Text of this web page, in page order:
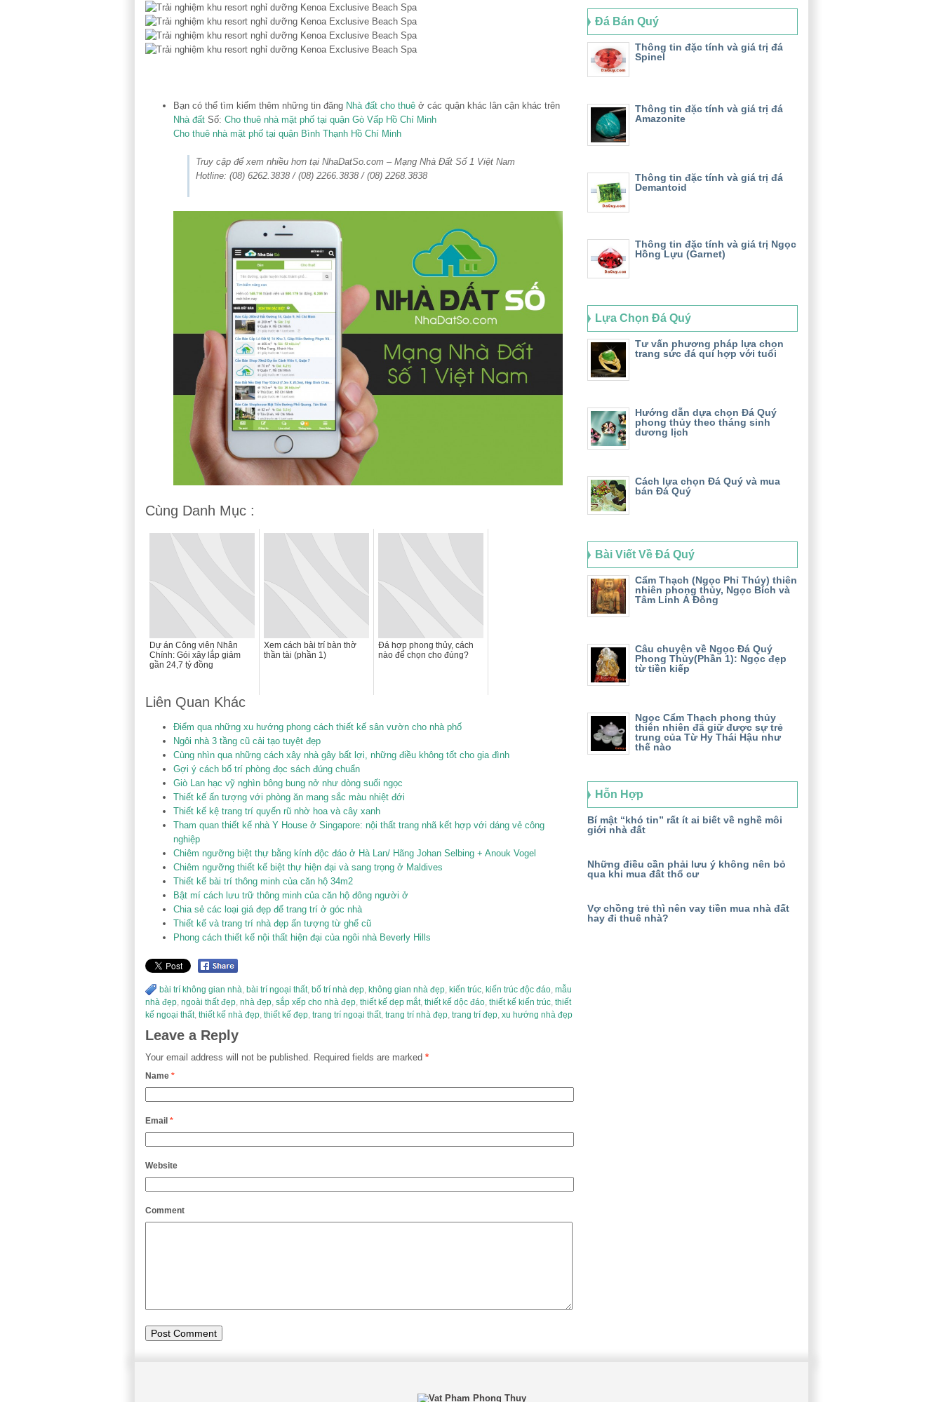
Bạn có thể tìm kiếm thêm những tin đăng Nhà đất cho thuê ở các quận khác lân cận khác trên
Nhà đất Số: Cho thuê nhà mặt phố tại quận Gò Vấp Hồ Chí Minh
Cho thuê nhà mặt phố tại quận Bình Thạnh Hồ Chí Minh
Truy cập để xem nhiều hơn tại NhaDatSo.com – Mạng Nhà Đất Số 1 Việt Nam
Hotline: (08) 6262.3838 / (08) 2266.3838 / (08) 2268.3838
Cùng Danh Mục :
Dự án Công viên Nhân
Chính: Gói xây lắp giảm
gần 24,7 tỷ đồng
Xem cách bài trí bàn thờ
thần tài (phần 1)
Đá hợp phong thủy, cách
nào để chọn cho đúng?
Liên Quan Khác
Điểm qua những xu hướng phong cách thiết kế sân vườn cho nhà phố
Ngôi nhà 3 tầng cũ cải tạo tuyệt đẹp
Cùng nhìn qua những cách xây nhà gây bất lợi, những điều không tốt cho gia đình
Gợi ý cách bố trí phòng đọc sách đúng chuẩn
Giò Lan hạc vỹ nghìn bông bung nở như dòng suối ngọc
Thiết kế ấn tượng với phòng ăn mang sắc màu nhiệt đới
Thiết kế kệ trang trí quyến rũ nhờ hoa và cây xanh
Tham quan thiết kế nhà Y House ở Singapore: nội thất trang nhã kết hợp với dáng vẻ công
nghiệp
Chiêm ngưỡng biệt thự bằng kính độc đáo ở Hà Lan/ Hãng Johan Selbing + Anouk Vogel
Chiêm ngưỡng thiết kế biệt thự hiện đại và sang trọng ở Maldives
Thiết kế bài trí thông minh của căn hộ 34m2
Bật mí cách lưu trữ thông minh của căn hộ đông người ở
Chia sẻ các loại giá đẹp để trang trí ở góc nhà
Thiết kế và trang trí nhà đẹp ấn tượng từ ghế cũ
Phong cách thiết kế nội thất hiện đại của ngôi nhà Beverly Hills
bài trí không gian nhà, bài trí ngoại thất, bố trí nhà đẹp, không gian nhà đẹp, kiến trúc, kiến trúc độc đáo, mẫu
nhà đẹp, ngoài thất đẹp, nhà đẹp, sắp xếp cho nhà đẹp, thiết kế dẹp mắt, thiết kế dộc đáo, thiết kế kiến trúc, thiết
kế ngoại thất, thiết kế nhà đẹp, thiết kế đẹp, trang trí ngoại thất, trang trí nhà đẹp, trang trí đẹp, xu hướng nhà đẹp
Leave a Reply
Your email address will not be published. Required fields are marked *
Name *
Email *
Website
Comment
Đá Bán Quý
Thông tin đặc tính và giá trị đá
Spinel
Thông tin đặc tính và giá trị đá
Amazonite
Thông tin đặc tính và giá trị đá
Demantoid
Thông tin đặc tính và giá trị Ngọc
Hồng Lựu (Garnet)
Lựa Chọn Đá Quý
Tư vấn phương pháp lựa chọn
trang sức đá quí hợp với tuổi
Hướng dẫn dựa chọn Đá Quý
phong thủy theo tháng sinh
dương lịch
Cách lựa chọn Đá Quý và mua
bán Đá Quý
Bài Viết Về Đá Quý
Cẩm Thạch (Ngọc Phỉ Thúy) thiên
nhiên phong thủy, Ngọc Bích và
Tâm Linh Á Đông
Câu chuyện về Ngọc Đá Quý
Phong Thủy(Phần 1): Ngọc đẹp
từ tiền kiếp
Ngọc Cẩm Thạch phong thủy
thiên nhiên đã giữ được sự trẻ
trung của Từ Hy Thái Hậu như
thế nào
Hỗn Hợp
Bí mật “khó tin” rất ít ai biết về nghề môi
giới nhà đất
Những điều cần phải lưu ý không nên bỏ
qua khi mua đất thổ cư
Vợ chồng trẻ thì nên vay tiền mua nhà đất
hay đi thuê nhà?